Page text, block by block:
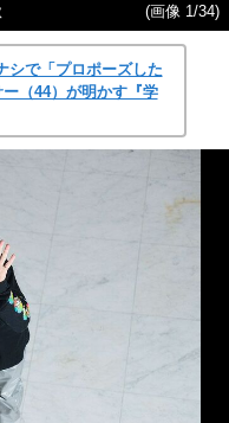
(画像 1/34)
シで「プロポーズした
（44）が明かす『学